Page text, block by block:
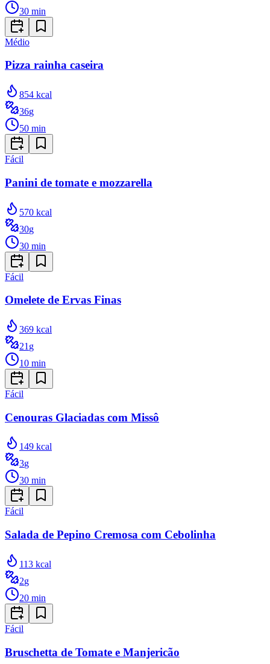
30 min
Médio
Pizza rainha caseira
854 kcal
36g
50 min
Fácil
Panini de tomate e mozzarella
570 kcal
30g
30 min
Fácil
Omelete de Ervas Finas
369 kcal
21 g
10 min
Fácil
Cenouras Glaciadas com Missô
149 kcal
3g
30 min
Fácil
Salada de Pepino Cremosa com Cebolinha
113 kcal
2g
20 min
Fácil
Bruschetta de Tomate e Manjericão